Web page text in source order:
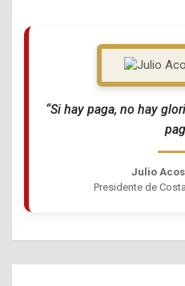
“Si hay paga, no hay
Julio
Presidente de